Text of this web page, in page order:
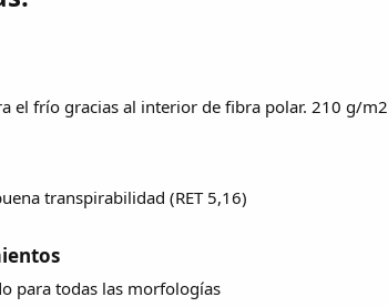
el frío gracias al interior de fibra polar. 210 g/m2
transpirabilidad (RET 5,16)
para todas las morfologías